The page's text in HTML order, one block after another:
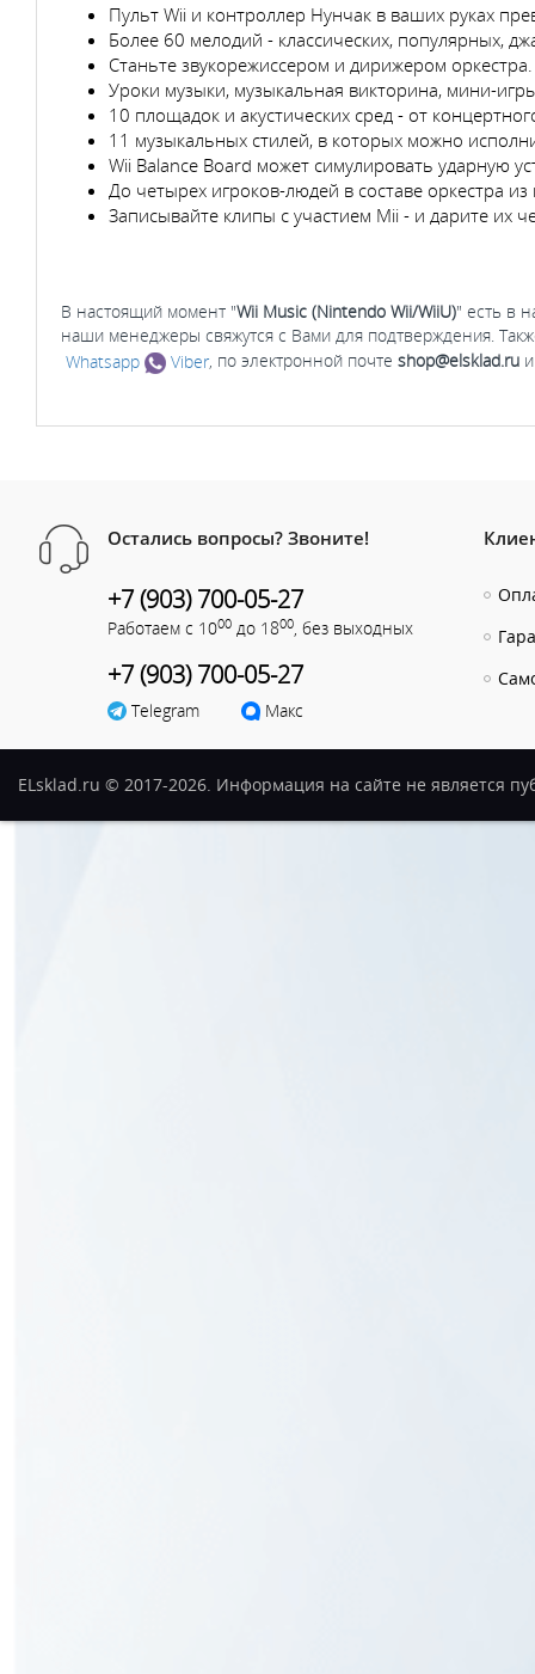
Пульт Wii и контроллер Нунчак в ваших руках
Более 60 мелодий - классических, популярных,
Станьте звукорежиссером и дирижером оркестра.
Уроки музыки, музыкальная викторина, мини-
10 площадок и акустических сред - от
11 музыкальных стилей, в которых можно
Wii Balance Board может симулировать ударную
До четырех игроков-людей в составе оркестра
Записывайте клипы с участием Mii - и дарите их
В настоящий момент "Wii Music (Nintendo Wii/WiiU)" есть в
наши менеджеры свяжутся с Вами для подтверждения.
Whatsapp
Viber, по электронной почте shop@elsklad.ru
Остались вопросы? Звоните!
+7 (903) 700-05-27
Работаем с 1000 до 1800, без выходных
+7 (903) 700-05-27
Telegram Макс
ELsklad.ru © 2017-2026. Информация на сайте не является